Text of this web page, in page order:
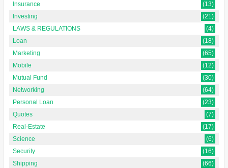
Insurance
(13)
Investing
(21)
LAWS & REGULATIONS
(4)
Loan
(18)
Marketing
(65)
Mobile
(12)
Mutual Fund
(30)
Networking
(64)
Personal Loan
(23)
Quotes
(7)
Real-Estate
(17)
Science
(6)
Security
(16)
Shipping
(66)